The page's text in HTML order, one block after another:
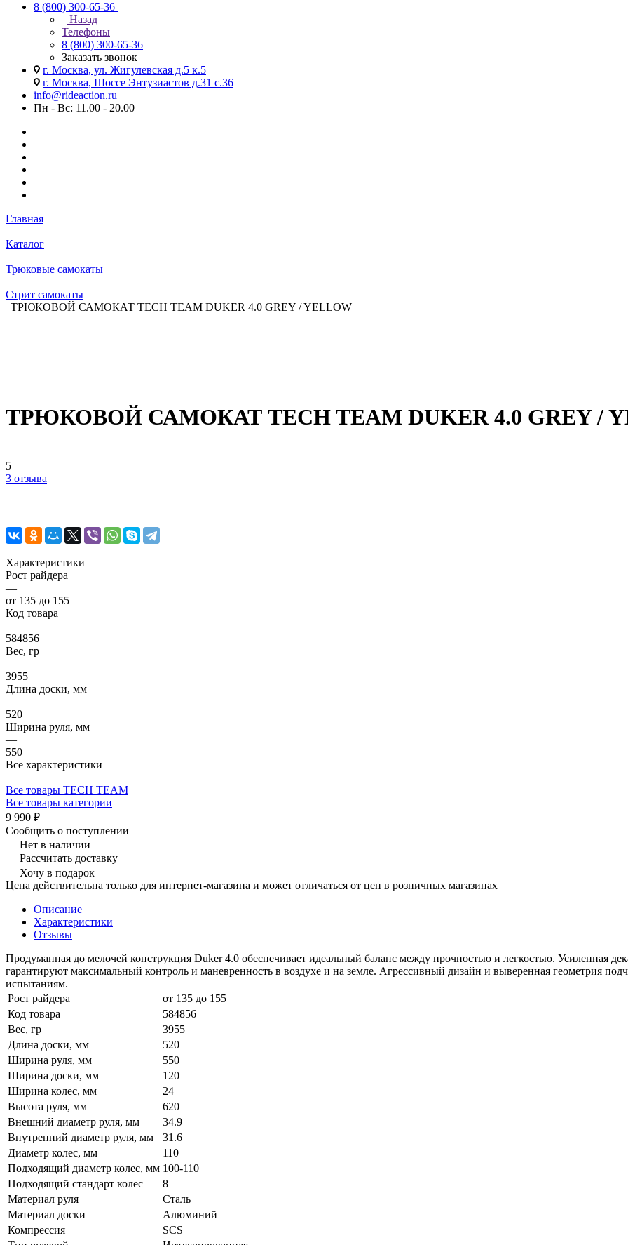
8 (800) 300-65-36
Назад
Телефоны
8 (800) 300-65-36
Заказать звонок
г. Москва, ул. Жигулевская д.5 к.5
г. Москва, Шоссе Энтузиастов д.31 с.36
info@rideaction.ru
Пн - Вс: 11.00 - 20.00
Главная
Каталог
Трюковые самокаты
Стрит самокаты
ТРЮКОВОЙ САМОКАТ TECH TEAM DUKER 4.0 GREY / YELLOW
ТРЮКОВОЙ САМОКАТ TECH TEAM DUKER 4.0 GREY /
5
3 отзыва
Характеристики
Рост райдера
—
от 135 до 155
Код товара
—
584856
Вес, гр
—
3955
Длина доски, мм
—
520
Ширина руля, мм
—
550
Все характеристики
Все товары TECH TEAM
Все товары категории
9 990 ₽
Сообщить о поступлении
Нет в наличии
Рассчитать доставку
Хочу в подарок
Цена действительна только для интернет-магазина и может отличаться от цен в розничных магазинах
Описание
Характеристики
Отзывы
Продуманная до мелочей конструкция Duker 4.0 обеспечивает идеальный баланс между прочностью и легкостью. Усиленная
гарантируют максимальный контроль и маневренность в воздухе и на земле. Агрессивный дизайн и выверенная геометрия
испытаниям.
Рост райдера
от 135 до 155
Код товара
584856
Вес, гр
3955
Длина доски, мм
520
Ширина руля, мм
550
Ширина доски, мм
120
Ширина колес, мм
24
Высота руля, мм
620
Внешний диаметр руля, мм
34.9
Внутренний диаметр руля, мм
31.6
Диаметр колес, мм
110
Подходящий диаметр колес, мм 100-110
Подходящий стандарт колес
8
Материал руля
Сталь
Материал доски
Алюминий
Компрессия
SCS